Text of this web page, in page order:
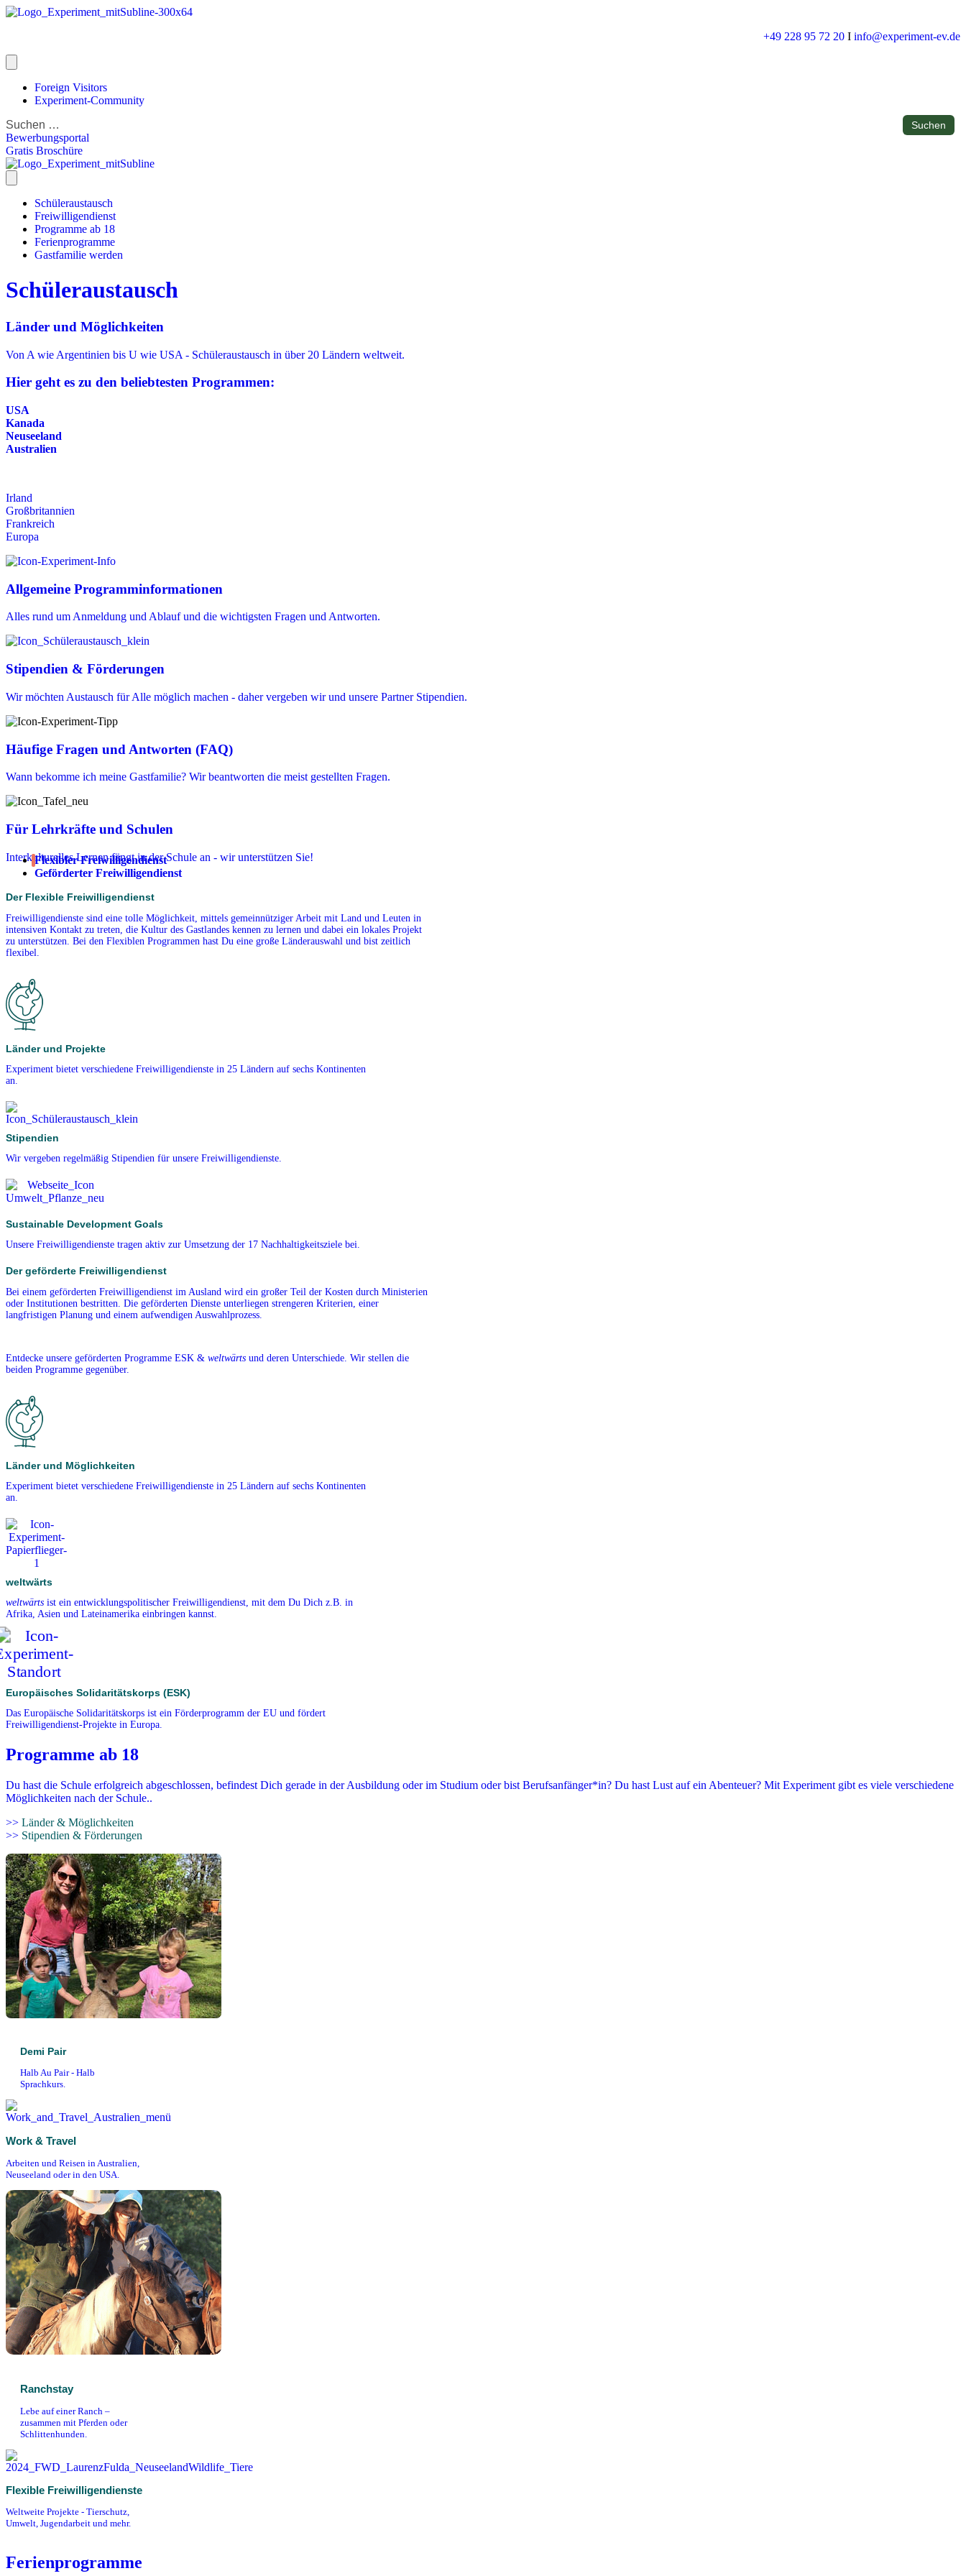
+49 228 95 72 20 I info@experiment-ev.de
Foreign Visitors
Experiment-Community
Bewerbungsportal
Gratis Broschüre
Schüleraustausch
Freiwilligendienst
Programme ab 18
Ferienprogramme
Gastfamilie werden
Schüleraustausch
Länder und Möglichkeiten
Von A wie Argentinien bis U wie USA - Schüleraustausch in über 20 Ländern weltweit.
Hier geht es zu den beliebtesten Programmen:
USA
Kanada
Neuseeland
Australien
Irland
Großbritannien
Frankreich
Europa
Allgemeine Programminformationen
Alles rund um Anmeldung und Ablauf und die wichtigsten Fragen und Antworten.
Stipendien & Förderungen
Wir möchten Austausch für Alle möglich machen - daher vergeben wir und unsere Partner Stipendien.
Häufige Fragen und Antworten (FAQ)
Wann bekomme ich meine Gastfamilie? Wir beantworten die meist gestellten Fragen.
Für Lehrkräfte und Schulen
Interkulturelles Lernen fängt in der Schule an - wir unterstützen Sie!
Flexibler Freiwilligendienst
Geförderter Freiwilligendienst
Der Flexible Freiwilligendienst
Freiwilligendienste sind eine tolle Möglichkeit, mittels gemeinnütziger Arbeit mit Land und Leuten in
intensiven Kontakt zu treten, die Kultur des Gastlandes kennen zu lernen und dabei ein lokales Projekt
zu unterstützen. Bei den Flexiblen Programmen hast Du eine große Länderauswahl und bist zeitlich
flexibel.
Länder und Projekte
Experiment bietet verschiedene Freiwilligendienste in 25 Ländern auf sechs Kontinenten
an.
Stipendien
Wir vergeben regelmäßig Stipendien für unsere Freiwilligendienste.
Sustainable Development Goals
Unsere Freiwilligendienste tragen aktiv zur Umsetzung der 17 Nachhaltigkeitsziele bei.
Der geförderte Freiwilligendienst
Bei einem geförderten Freiwilligendienst im Ausland wird ein großer Teil der Kosten durch Ministerien
oder Institutionen bestritten. Die geförderten Dienste unterliegen strengeren Kriterien, einer
langfristigen Planung und einem aufwendigen Auswahlprozess.
Entdecke unsere geförderten Programme ESK & weltwärts und deren Unterschiede. Wir stellen die
beiden Programme gegenüber.
Länder und Möglichkeiten
Experiment bietet verschiedene Freiwilligendienste in 25 Ländern auf sechs Kontinenten
an.
weltwärts
weltwärts ist ein entwicklungspolitischer Freiwilligendienst, mit dem Du Dich z.B. in
Afrika, Asien und Lateinamerika einbringen kannst.
Europäisches Solidaritätskorps (ESK)
Das Europäische Solidaritätskorps ist ein Förderprogramm der EU und fördert
Freiwilligendienst-Projekte in Europa.
Programme ab 18
Du hast die Schule erfolgreich abgeschlossen, befindest Dich gerade in der Ausbildung oder im Studium oder bist Berufsanfänger*in? Du hast Lust auf ein Abenteuer? Mit Experiment gibt es viele verschiedene
Möglichkeiten nach der Schule..
>> Länder & Möglichkeiten
>> Stipendien & Förderungen
Demi Pair
Halb Au Pair - Halb
Sprachkurs.
Work & Travel
Arbeiten und Reisen in Australien,
Neuseeland oder in den USA.
Ranchstay
Lebe auf einer Ranch –
zusammen mit Pferden oder
Schlittenhunden.
Flexible Freiwilligendienste
Weltweite Projekte - Tierschutz,
Umwelt, Jugendarbeit und mehr.
Ferienprogramme